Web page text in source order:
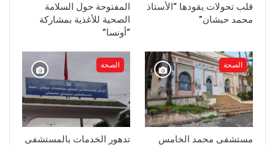
قلب تحولات يقودها “الأستاذ
محمد حبشان”
المفتوحة حول السلامة
الصحية للأغذية بمشاركة
“أونسا”
الصحة
مستشفى محمد الخامس
الصحة
تدهور الخدمات بالمستشفى